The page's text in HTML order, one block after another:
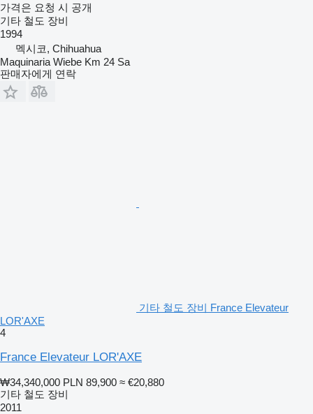
가격은 요청 시 공개
기타 철도 장비
1994
멕시코, Chihuahua
Maquinaria Wiebe Km 24 Sa
판매자에게 연락
기타 철도 장비 France Elevateur
LOR'AXE
4
France Elevateur LOR'AXE
₩34,340,000 PLN 89,900 ≈ €20,880
기타 철도 장비
2011